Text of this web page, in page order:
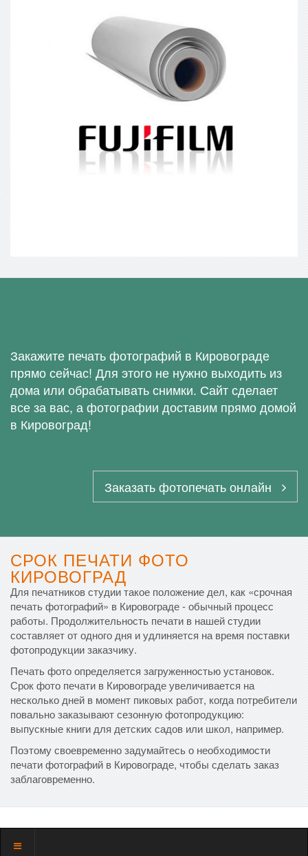
Закажите печать фотографий в Кировограде
прямо сейчас! Для этого не нужно выходить из
дома или обрабатывать снимки. Сайт сделает
все за вас, а фотографии доставим прямо домой
в Кировоград!
Заказать фотопечать онлайн
СРОК ПЕЧАТИ ФОТО
КИРОВОГРАД
Для печатников студии такое положение дел, как «срочная
печать фотографий» в Кировограде - обычный процесс
работы. Продолжительность печати в нашей студии
составляет от одного дня и удлиняется на время поставки
фотопродукции заказчику.
Печать фото определяется загруженностью установок.
Срок фото печати в Кировограде увеличивается на
несколько дней в момент пиковых работ, когда потребители
повально заказывают сезонную фотопродукцию:
выпускные книги для детских садов или школ, например.
Поэтому своевременно задумайтесь о необходимости
печати фотографий в Кировограде, чтобы сделать заказ
заблаговременно.
Показать